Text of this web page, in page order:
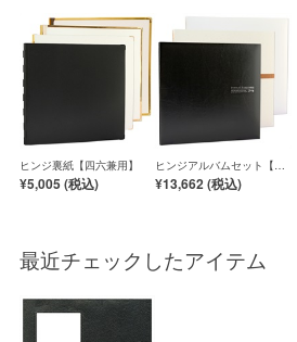
ヒンジ裏紙【四六兼用】
¥5,005 (税込)
ヒンジアルバムセット【四
六兼用】
¥13,662 (税込)
最近チェックしたアイテム